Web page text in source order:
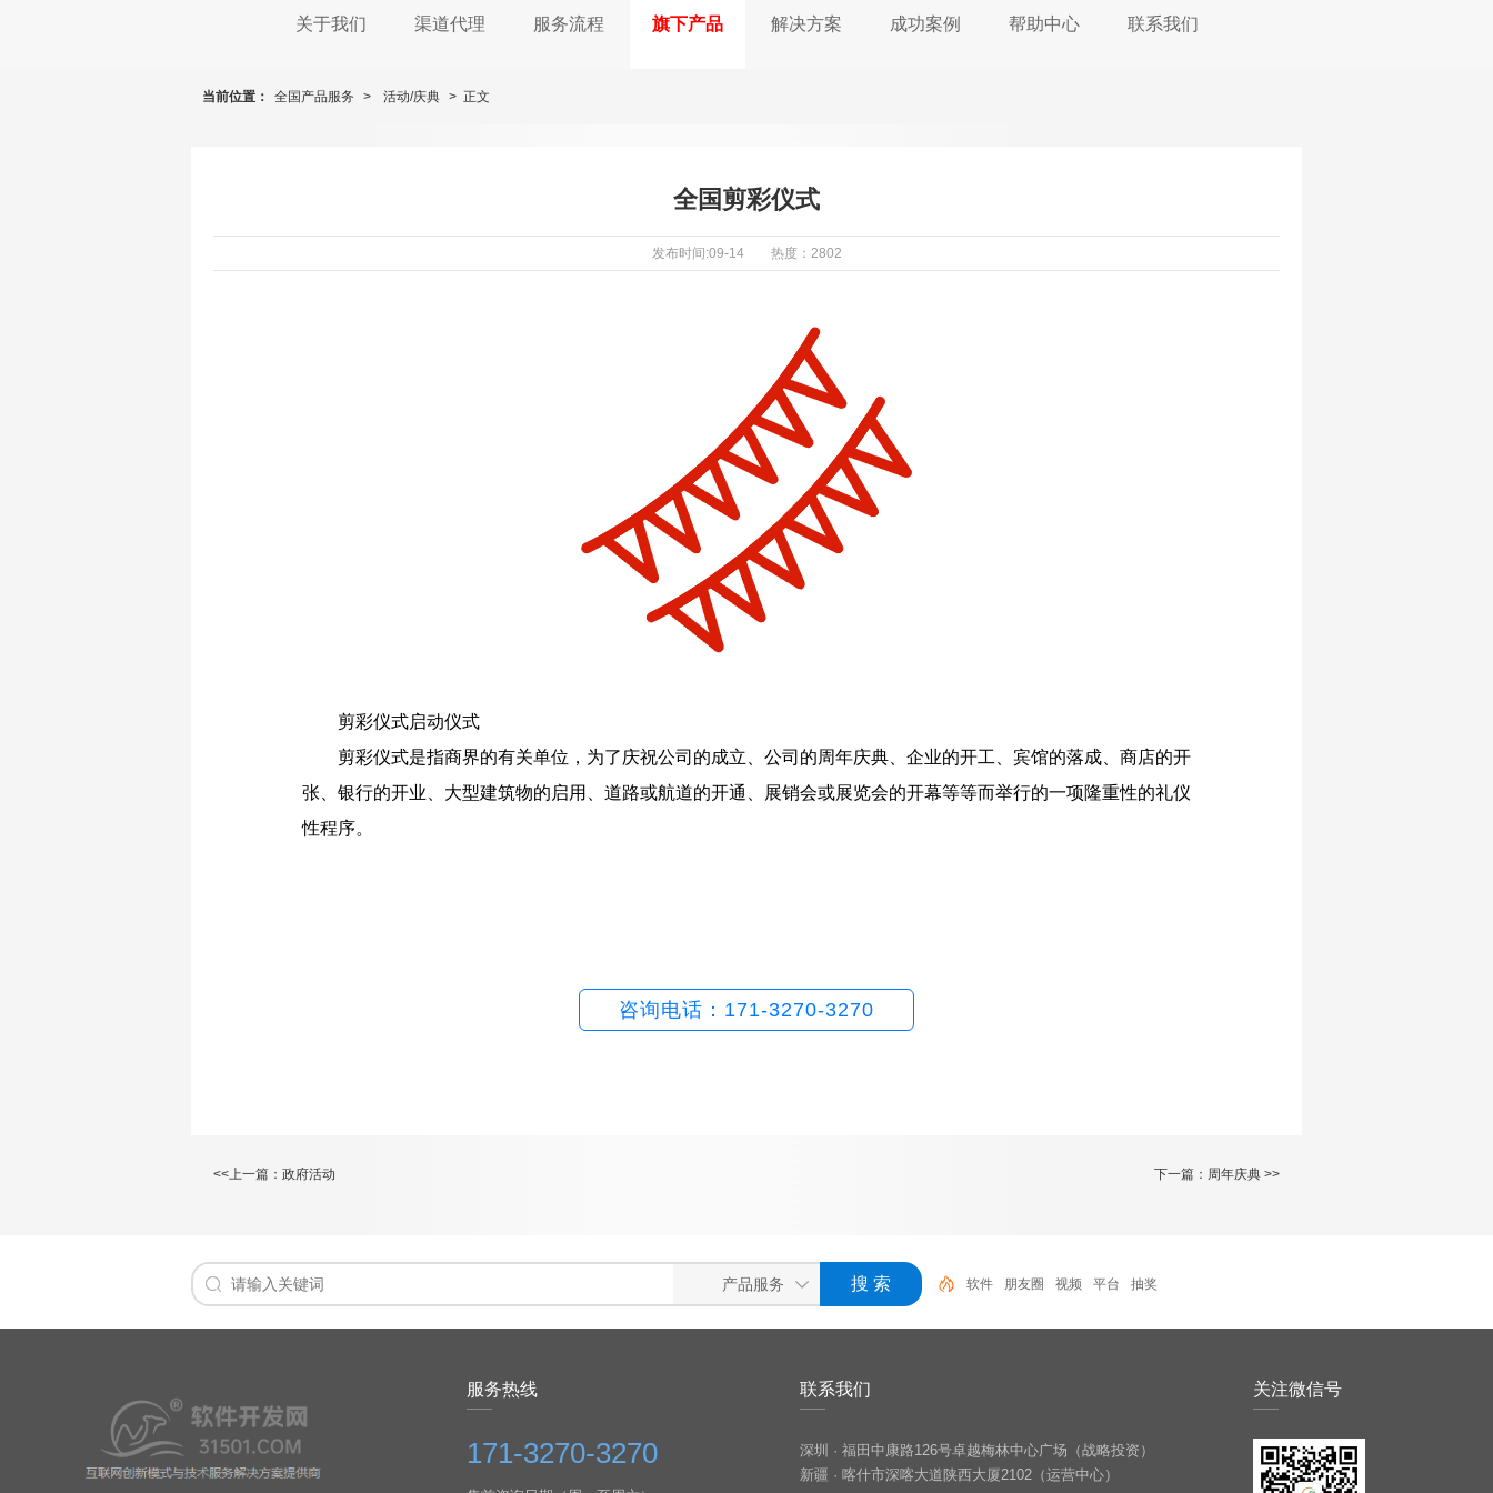
关于我们 渠道代理 服务流程 旗下产品 解决方案 成功案例 帮助中心 联系我们
当前位置： 全国产品服务 > 活动/庆典 > 正文
全国剪彩仪式
发布时间:09-14 热度：2802
剪彩仪式启动仪式
剪彩仪式是指商界的有关单位，为了庆祝公司的成立、公司的周年庆典、企业的开工、宾馆的落成、商店的开
张、银行的开业、大型建筑物的启用、道路或航道的开通、展销会或展览会的开幕等等而举行的一项隆重性的礼仪
性程序。
咨询电话：171-3270-3270
<<上一篇： 政府活动 下一篇： 周年庆典 >>
软件 朋友圈 视频 平台 抽奖
服务热线
171-3270-3270
联系我们
深圳 · 福田中康路126号卓越梅林中心广场（战略投资）
新疆 · 喀什市深喀大道陕西大厦2102（运营中心）
关注微信号